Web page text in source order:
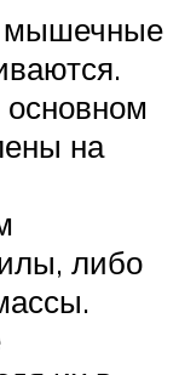
мышечные
основном
на
либо